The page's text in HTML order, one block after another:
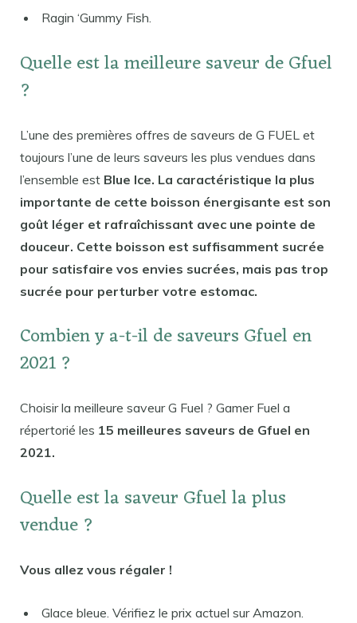
Ragin ‘Gummy Fish.
Quelle est la meilleure saveur de Gfuel
?
L’une des premières offres de saveurs de G FUEL et
toujours l’une de leurs saveurs les plus vendues dans
l’ensemble est Blue Ice. La caractéristique la plus
importante de cette boisson énergisante est son
goût léger et rafraîchissant avec une pointe de
douceur. Cette boisson est suffisamment sucrée
pour satisfaire vos envies sucrées, mais pas trop
sucrée pour perturber votre estomac.
Combien y a-t-il de saveurs Gfuel en
2021 ?
Choisir la meilleure saveur G Fuel ? Gamer Fuel a
répertorié les 15 meilleures saveurs de Gfuel en
2021.
Quelle est la saveur Gfuel la plus
vendue ?
Vous allez vous régaler !
Glace bleue. Vérifiez le prix actuel sur Amazon.